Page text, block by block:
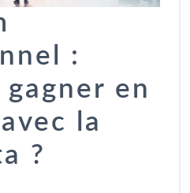
:
en
la
?